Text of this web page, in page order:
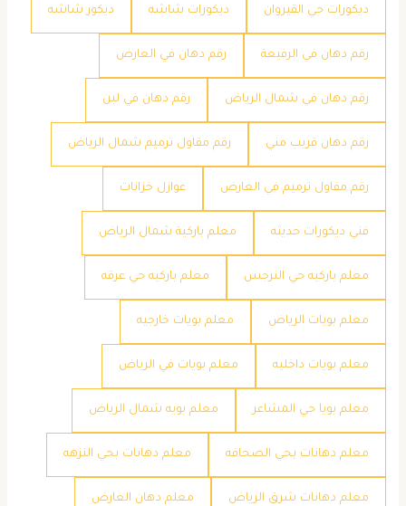
ديكورات حي القيروان ديكورات شاشه ديكور شاشه
رقم دهان في الرفيعة رقم دهان في العارض
رقم دهان في شمال الرياض رقم دهان في لبن
رقم دهان قريب مني رقم مقاول ترميم شمال الرياض
رقم مقاول ترميم في العارض عوازل خزانات
فني ديكورات حديثه معلم باركية شمال الرياض
معلم باركيه حي النرجس معلم باركيه حي عرقه
معلم بويات الرياض معلم بويات خارجيه
معلم بويات داخليه معلم بويات في الرياض
معلم بويا حي المشاعر معلم بويه شمال الرياض
معلم دهانات بحي الصحافه معلم دهانات بحي النزهه
معلم دهانات شرق الرياض معلم دهان العارض